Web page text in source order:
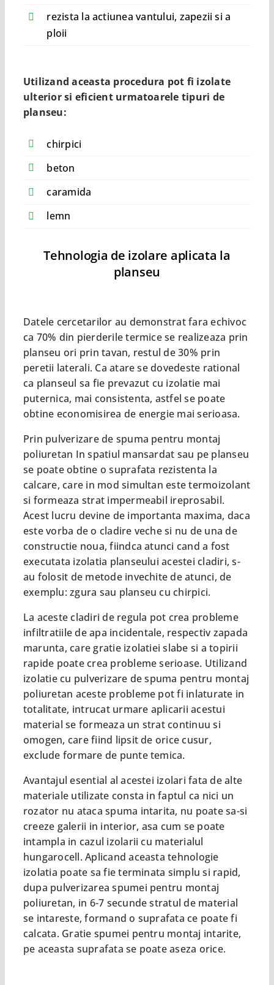
rezista la actiunea vantului, zapezii si a
ploii
Utilizand aceasta procedura pot fi izolate
ulterior si eficient urmatoarele tipuri de
planseu:
chirpici
beton
caramida
lemn
Tehnologia de izolare aplicata la
planseu
Datele cercetarilor au demonstrat fara echivoc
ca 70% din pierderile termice se realizeaza prin
planseu ori prin tavan, restul de 30% prin
peretii laterali. Ca atare se dovedeste rational
ca planseul sa fie prevazut cu izolatie mai
puternica, mai consistenta, astfel se poate
obtine economisirea de energie mai serioasa.
Prin pulverizare de spuma pentru montaj
poliuretan In spatiul mansardat sau pe planseu
se poate obtine o suprafata rezistenta la
calcare, care in mod simultan este termoizolant
si formeaza strat impermeabil ireprosabil.
Acest lucru devine de importanta maxima, daca
este vorba de o cladire veche si nu de una de
constructie noua, fiindca atunci cand a fost
executata izolatia planseului acestei cladiri, s-
au folosit de metode invechite de atunci, de
exemplu: zgura sau planseu cu chirpici.
La aceste cladiri de regula pot crea probleme
infiltratiile de apa incidentale, respectiv zapada
marunta, care gratie izolatiei slabe si a topirii
rapide poate crea probleme serioase. Utilizand
izolatie cu pulverizare de spuma pentru montaj
poliuretan aceste probleme pot fi inlaturate in
totalitate, intrucat urmare aplicarii acestui
material se formeaza un strat continuu si
omogen, care fiind lipsit de orice cusur,
exclude formare de punte temica.
Avantajul esential al acestei izolari fata de alte
materiale utilizate consta in faptul ca nici un
rozator nu ataca spuma intarita, nu poate sa-si
creeze galerii in interior, asa cum se poate
intampla in cazul izolarii cu materialul
hungarocell. Aplicand aceasta tehnologie
izolatia poate sa fie terminata simplu si rapid,
dupa pulverizarea spumei pentru montaj
poliuretan, in 6-7 secunde stratul de material
se intareste, formand o suprafata ce poate fi
calcata. Gratie spumei pentru montaj intarite,
pe aceasta suprafata se poate aseza orice.